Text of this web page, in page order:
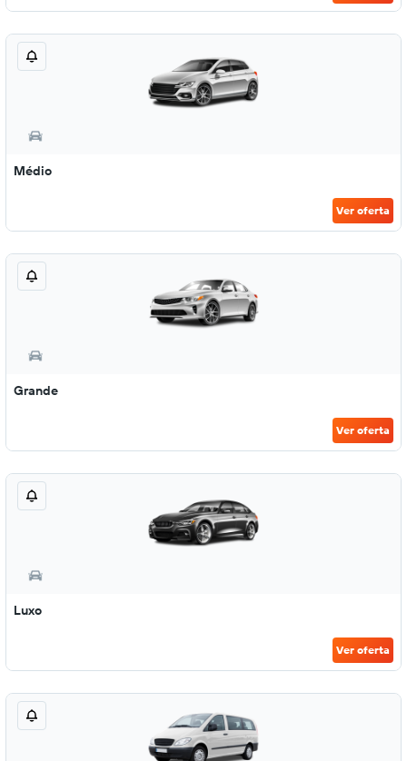
Médio
Ver oferta
Grande
Ver oferta
Luxo
Ver oferta